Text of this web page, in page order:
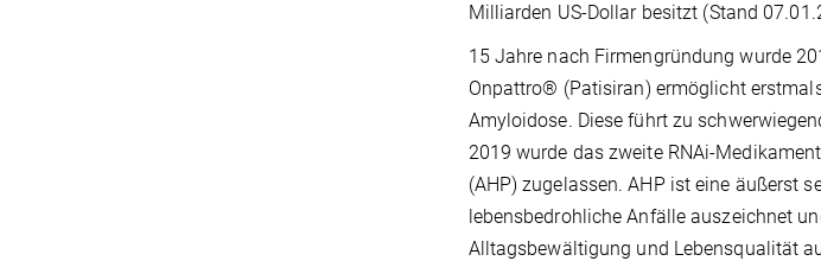
Milliarden US-Dollar besitzt (Stand
15 Jahre nach Firmengründung wurde
Onpattro® (Patisiran) ermöglicht
Amyloidose. Diese führt zu
2019 wurde das zweite RNAi-
(AHP) zugelassen. AHP ist eine äußerst
lebensbedrohliche Anfälle auszeichnet
Alltagsbewältigung und Lebensqualität